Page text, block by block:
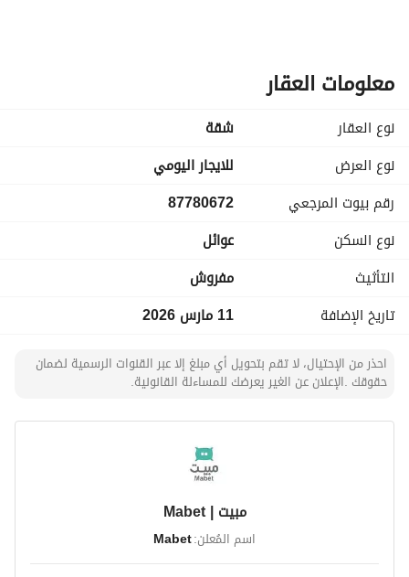
في الطابق الأرضي ومكونة من:
*غرفة نوم واحدة*
*حمام واحد صغير*
بدون مطبخ
الموقع:
الشريف من جهة البوابات الجنوبية،
تبعد عن المسجد النبوي: *2,8 كيلو فقط*
تبعد عن مسجد قباء: *2,8 كيلو فقط*
الأقدام
معلومات العقار
نوع العقار
شقة
نوع العرض
للايجار اليومي
رقم بيوت المرجعي
87780672
نوع السكن
عوائل
التأثيث
مفروش
تاريخ الإضافة
11 مارس 2026
احذر من الإحتيال، لا تقم بتحويل أي مبلغ إلا عبر القنوات الرسمية لضمان
حقوقك .الإعلان عن الغير يعرضك للمساءلة القانونية.
مبيت | Mabet
اسم المُعلن:Mabet